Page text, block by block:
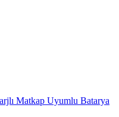
Matkap Uyumlu Batarya